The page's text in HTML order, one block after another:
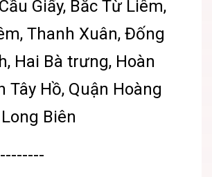
Giấy, Bắc Từ Liêm,
Thanh Xuân, Đống
Hai Bà trưng, Hoàn
Tây Hồ, Quận Hoàng
Biên